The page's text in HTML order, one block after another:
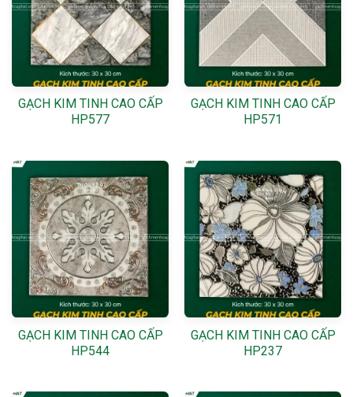
GẠCH KIM TINH CAO CẤP
HP577
GẠCH KIM TINH CAO CẤP
HP571
GẠCH KIM TINH CAO CẤP
HP544
GẠCH KIM TINH CAO CẤP
HP237